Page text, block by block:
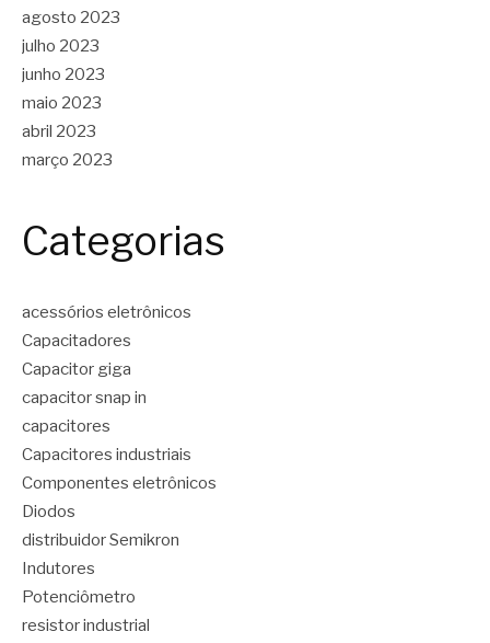
agosto 2023
julho 2023
junho 2023
maio 2023
abril 2023
março 2023
Categorias
acessórios eletrônicos
Capacitadores
Capacitor giga
capacitor snap in
capacitores
Capacitores industriais
Componentes eletrônicos
Diodos
distribuidor Semikron
Indutores
Potenciômetro
resistor industrial